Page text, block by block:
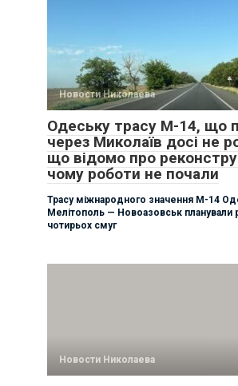
Новости Николаева
Одеську трасу М-14, що
через Миколаїв досі не
що відомо про
чому роботи не почали
Трасу міжнародного значення М-14
Мелітополь — Новоазовськ планували
чотирьох смуг
Новости Николаева